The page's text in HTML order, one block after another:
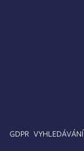
GDPR VYHLEDÁVÁNÍ